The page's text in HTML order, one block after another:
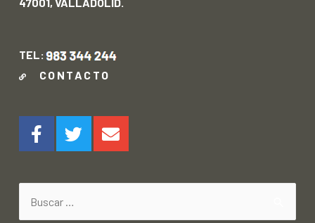
TEL:
CONTACTO